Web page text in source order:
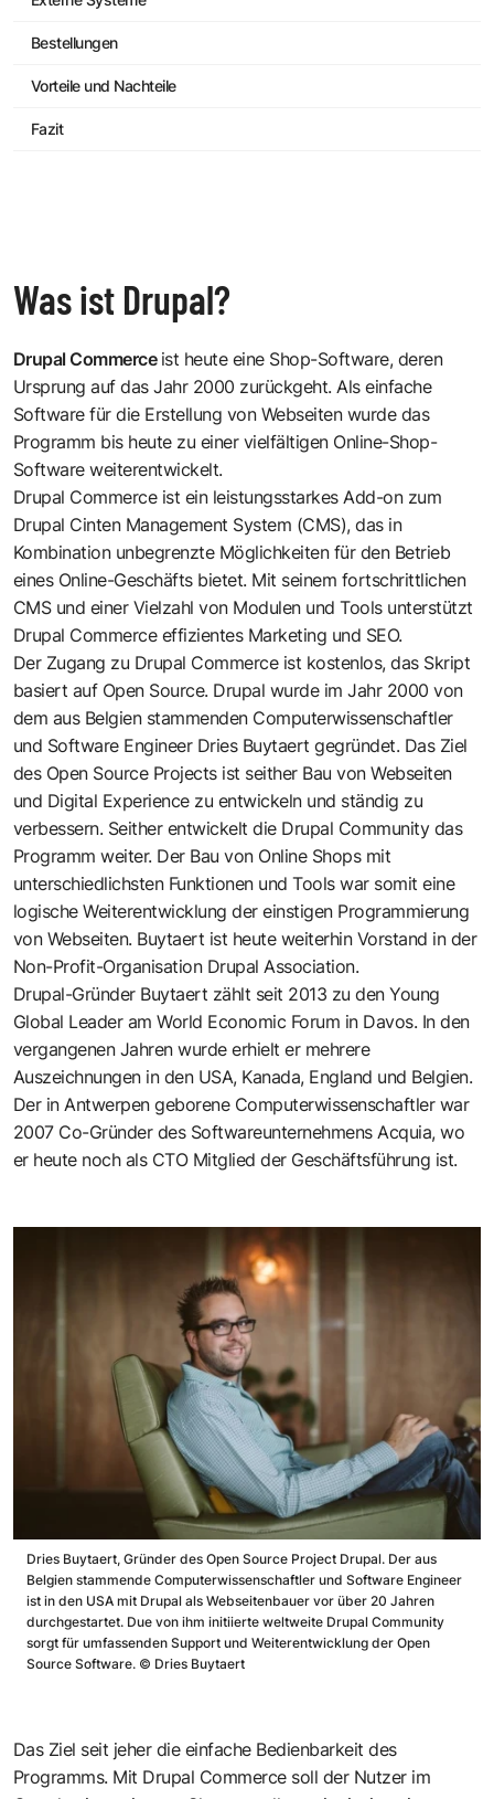
Bestellungen
Vorteile und Nachteile
Fazit
Was ist Drupal?
Drupal Commerce ist heute eine Shop-Software, deren
Ursprung auf das Jahr 2000 zurückgeht. Als einfache
Software für die Erstellung von Webseiten wurde das
Programm bis heute zu einer vielfältigen Online-Shop-
Software weiterentwickelt.
Drupal Commerce ist ein leistungsstarkes Add-on zum
Drupal Cinten Management System (CMS), das in
Kombination unbegrenzte Möglichkeiten für den Betrieb
eines Online-Geschäfts bietet. Mit seinem fortschrittlichen
CMS und einer Vielzahl von Modulen und Tools unterstützt
Drupal Commerce effizientes Marketing und SEO.
Der Zugang zu Drupal Commerce ist kostenlos, das Skript
basiert auf Open Source. Drupal wurde im Jahr 2000 von
dem aus Belgien stammenden Computerwissenschaftler
und Software Engineer Dries Buytaertgegründet. Das Ziel
des Open Source Projects ist seither Bau von Webseiten
und Digital Experience zu entwickeln und ständig zu
verbessern. Seither entwickelt die Drupal Communitydas
Programm weiter. Der Bau von Online Shops mit
unterschiedlichsten Funktionen und Tools war somit eine
logische Weiterentwicklung der einstigen Programmierung
von Webseiten. Buytaert ist heute weiterhin Vorstand in der
Non-Profit-Organisation Drupal Association.
Drupal-Gründer Buytaert zählt seit 2013 zu den Young
Global Leader am World Economic Forum in Davos. In den
vergangenen Jahren wurde erhielt er mehrere
Auszeichnungen in den USA, Kanada, England und Belgien.
Der in Antwerpen geborene Computerwissenschaftler war
2007 Co-Gründer des Softwareunternehmens Acquia, wo
er heute noch als CTO Mitglied der Geschäftsführung ist.
Dries Buytaert, Gründer des Open Source Project Drupal. Der aus
Belgien stammende Computerwissenschaftler und Software Engineer
ist in den USA mit Drupal als Webseitenbauer vor über 20 Jahren
durchgestartet. Due von ihm initiierte weltweite Drupal Community
sorgt für umfassenden Support und Weiterentwicklung der Open
Source Software. © Dries Buytaert
Das Ziel seit jeher die einfache Bedienbarkeit des
Programms. Mit Drupal Commerce soll der Nutzer im